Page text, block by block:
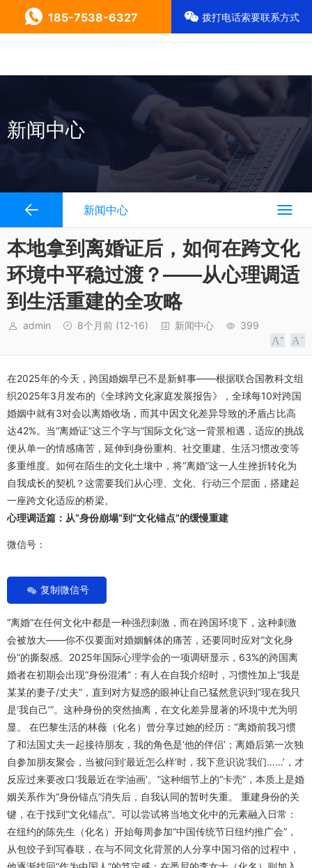
新闻中心
新闻中心
本地拿到离婚证后，如何在跨文化
环境中平稳过渡？——从心理调适
到生活重建的全攻略
admin 8个月前 (12-16) 新闻中心 399
在2025年的今天，跨国婚姻早已不是新鲜事——根据联合国教科文组
织2025年3月发布的《全球跨文化家庭发展报告》，全球每10对跨国
婚姻中就有3对会以离婚收场，而其中因文化差异导致的矛盾占比高
达42%。当“离婚证”这三个字与“国际文化”这一背景相遇，适应的挑战
便从单一的情感痛苦，延伸到身份重构、社交重建、生活习惯改变等
多重维度。如何在陌生的文化土壤中，将“离婚”这一人生挫折转化为
自我成长的契机？这需要我们从心理、文化、行动三个层面，搭建起
一座跨文化适应的桥梁。
心理调适篇：从“身份崩塌”到“文化锚点”的缓慢重建
微信号：
复制微信号
“离婚”在任何文化中都是一种强烈刺激，而在跨国环境下，这种刺激
会被放大——你不仅要面对婚姻解体的痛苦，还要同时应对“文化身
份”的撕裂感。2025年国际心理学会的一项调研显示，63%的跨国离
婚者在初期会出现“身份混淆”：有人在自我介绍时，习惯性加上“我是
某某的妻子/丈夫”，直到对方疑惑的眼神让自己猛然意识到“现在我只
是‘我自己’”。这种身份的突然抽离，在文化差异显著的环境中尤为明
显。 在巴黎生活的林薇（化名）曾分享过她的经历：“离婚前我习惯
了和法国丈夫一起接待朋友，我的角色是‘他的伴侣’；离婚后第一次独
自参加朋友聚会，当被问到‘最近怎么样’时，我下意识说‘我们……’，才
反应过来要改口‘我最近在学油画’。”这种细节上的“卡壳”，本质上是婚
姻关系作为“身份锚点”消失后，自我认同的暂时失重。 重建身份的关
键，在于找到“文化锚点”。可以尝试将当地文化中的元素融入日常：
在纽约的陈先生（化名）开始每周参加“中国传统节日纽约推广会”，
从包饺子到写春联，在与不同文化背景的人分享中国习俗的过程中，
185-7538-6327 拨打电话索要联系方式